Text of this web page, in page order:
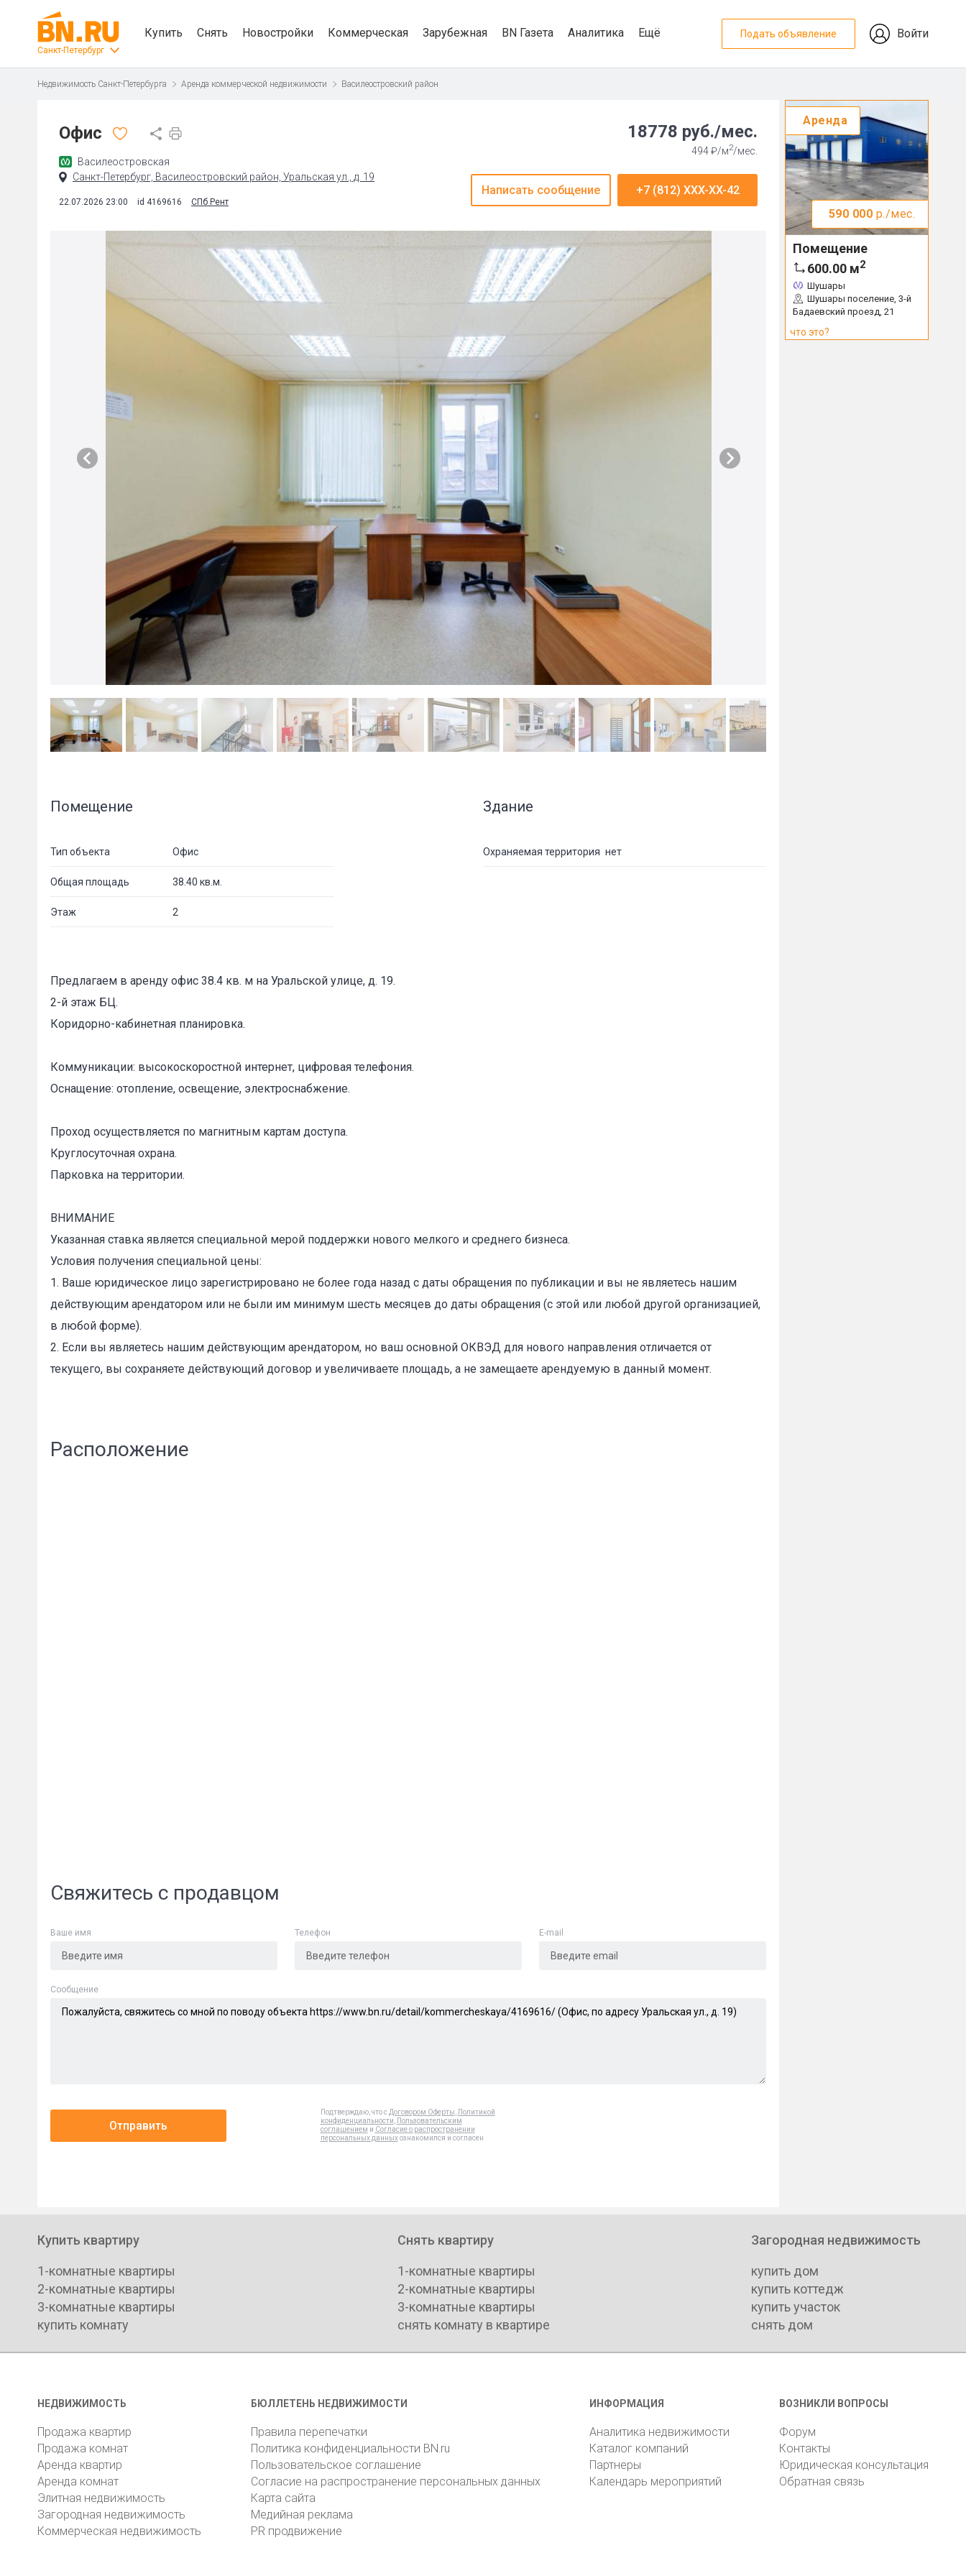
Санкт-Петербург
Купить Снять Новостройки Коммерческая Зарубежная BN Газета Аналитика Ещё Подать объявление Войти
Недвижимость Санкт-Петербурга Аренда коммерческой недвижимости Василеостровский район
Офис
Василеостровская
Санкт-Петербург, Василеостровский район, Уральская ул., д. 19
22.07.2026 23:00 id 4169616 СПб Рент
18778 руб./мес.
494 ₽/м2/мес.
Написать сообщение +7 (812) XXX-XX-42
Помещение
Тип объекта Офис
Общая площадь 38.40 кв.м.
Этаж 2
Здание
Охраняемая территория нет
Предлагаем в аренду офис 38.4 кв. м на Уральской улице, д. 19.
2-й этаж БЦ.
Коридорно-кабинетная планировка.
Коммуникации: высокоскоростной интернет, цифровая телефония.
Оснащение: отопление, освещение, электроснабжение.
Проход осуществляется по магнитным картам доступа.
Круглосуточная охрана.
Парковка на территории.
ВНИМАНИЕ
Указанная ставка является специальной мерой поддержки нового мелкого и среднего бизнеса.
Условия получения специальной цены:
1. Ваше юридическое лицо зарегистрировано не более года назад с даты обращения по публикации и вы не являетесь нашим
действующим арендатором или не были им минимум шесть месяцев до даты обращения (с этой или любой другой организацией,
в любой форме).
2. Если вы являетесь нашим действующим арендатором, но ваш основной ОКВЭД для нового направления отличается от
текущего, вы сохраняете действующий договор и увеличиваете площадь, а не замещаете арендуемую в данный момент.
Расположение
Свяжитесь с продавцом
Ваше имя Телефон E-mail
Cообщение
Отправить
Подтверждаю, что с Договором Оферты
Политикой
конфиденциальности
Пользовательским
соглашением и Согласие о распространении
персональных данныхознакомился и согласен
Указанные характеристики отличаются от фактических
Аренда
590 000 р./мес.
Помещение
600.00 м2
Шушары
Шушары поселение, 3-й
Бадаевский проезд, 21
что это?
Купить квартиру
1-комнатные квартиры
2-комнатные квартиры
3-комнатные квартиры
купить комнату
Снять квартиру
1-комнатные квартиры
2-комнатные квартиры
3-комнатные квартиры
снять комнату в квартире
Загородная недвижимость
купить дом
купить коттедж
купить участок
снять дом
НЕДВИЖИМОСТЬ
Продажа квартир
Продажа комнат
Аренда квартир
Аренда комнат
Элитная недвижимость
Загородная недвижимость
Коммерческая недвижимость
БЮЛЛЕТЕНЬ НЕДВИЖИМОСТИ
Правила перепечатки
Политика конфиденциальности BN.ru
Пользовательское соглашение
Согласие на распространение персональных данных
Карта сайта
Медийная реклама
PR продвижение
ИНФОРМАЦИЯ
Аналитика недвижимости
Каталог компаний
Партнеры
Календарь мероприятий
ВОЗНИКЛИ ВОПРОСЫ
Форум
Контакты
Юридическая консультация
Обратная связь